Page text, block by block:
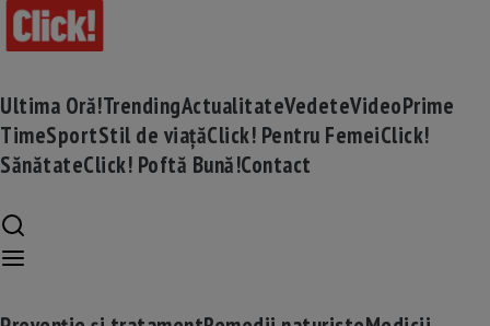
Ultima Oră!TrendingActualitateVedeteVideoPrime
TimeSportStil de viațăClick! Pentru FemeiClick!
SănătateClick! Poftă Bună!Contact